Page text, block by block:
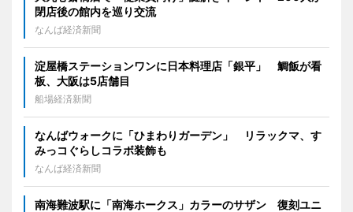
閉店後の館内を巡り交流
なんば経済新聞
淀屋橋ステーションワンに日本料理店「銀平」 鯛飯が看
板、大阪は5店舗目
船場経済新聞
なんばウォークに「ひまわりガーデン」 リラックマ、す
みっコぐらしコラボ装飾も
なんば経済新聞
南海難波駅に「南海ホークス」カラーのサザン 復刻ユニ